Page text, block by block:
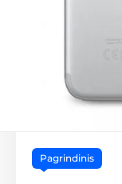
Pagrindinis